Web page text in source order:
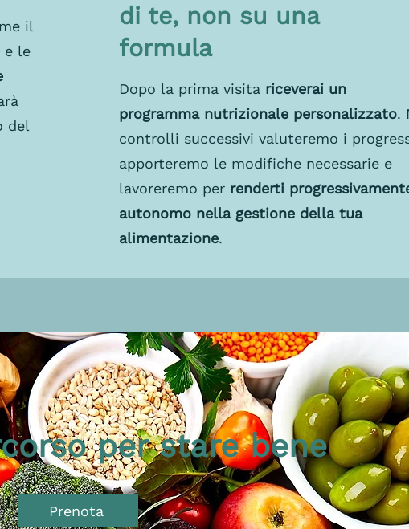
il
e le
del
di te, non su una
formula
Dopo la prima visita riceverai un
programma nutrizionale personalizzato.
controlli successivi valuteremo i
apporteremo le modifiche necessarie e
lavoreremo per renderti
autonomo nella gestione della tua
alimentazione.
per stare bene
Prenota